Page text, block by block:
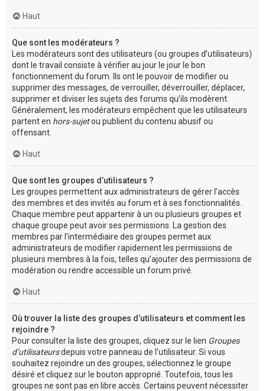
Haut
Que sont les modérateurs ?
Les modérateurs sont des utilisateurs (ou groupes d’utilisateurs)
dont le travail consiste à vérifier au jour le jour le bon
fonctionnement du forum. Ils ont le pouvoir de modifier ou
supprimer des messages, de verrouiller, déverrouiller, déplacer,
supprimer et diviser les sujets des forums qu’ils modèrent.
Généralement, les modérateurs empêchent que les utilisateurs
partent en hors-sujetou publient du contenu abusif ou
offensant.
Haut
Que sont les groupes d’utilisateurs ?
Les groupes permettent aux administrateurs de gérer l’accès
des membres et des invités au forum et à ses fonctionnalités.
Chaque membre peut appartenir à un ou plusieurs groupes et
chaque groupe peut avoir ses permissions. La gestion des
membres par l’intermédiaire des groupes permet aux
administrateurs de modifier rapidement les permissions de
plusieurs membres à la fois, telles qu’ajouter des permissions de
modération ou rendre accessible un forum privé.
Haut
Où trouver la liste des groupes d’utilisateurs et comment les
rejoindre ?
Pour consulter la liste des groupes, cliquez sur le lien Groupes
d’utilisateursdepuis votre panneau de l’utilisateur. Si vous
souhaitez rejoindre un des groupes, sélectionnez le groupe
désiré et cliquez sur le bouton approprié. Toutefois, tous les
groupes ne sont pas en libre accès. Certains peuvent nécessiter